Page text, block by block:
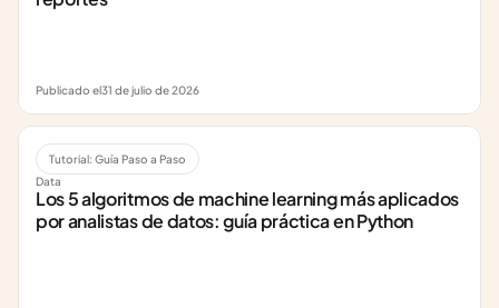
Publicado el31 de julio de 2026
Tutorial: Guía Paso a Paso
Data
Los 5 algoritmos de machine learning más aplicados
por analistas de datos: guía práctica en Python